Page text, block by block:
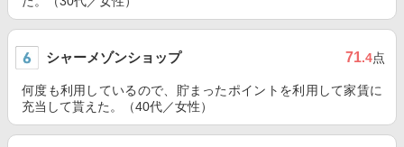
シャーメゾンショップ 71.4点
何度も利用しているので、貯まったポイントを利用して家賃に
充当して貰えた。（40代／女性）